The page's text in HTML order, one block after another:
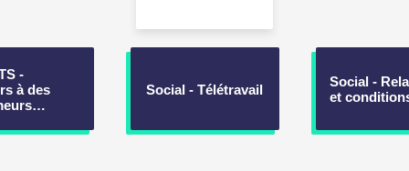
-
à des
Social - Télétravail
Social -
et